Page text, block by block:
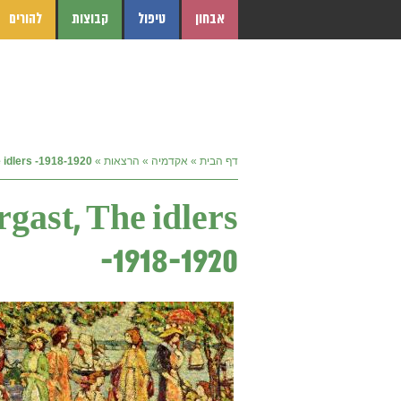
אבחון טיפול קבוצות להורים
דף הבית » אקדמיה » הרצאות »
idlers -1918-1920
The idlers
-1918-1920